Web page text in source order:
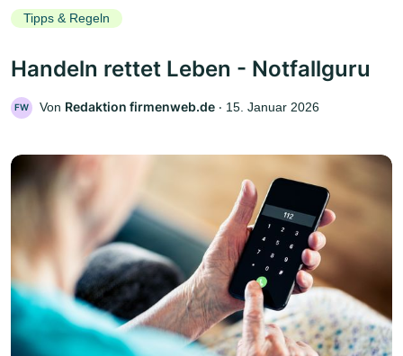
Tipps & Regeln
Handeln rettet Leben - Notfallguru
FW Von Redaktion firmenweb.de ‧ 15. Januar 2026